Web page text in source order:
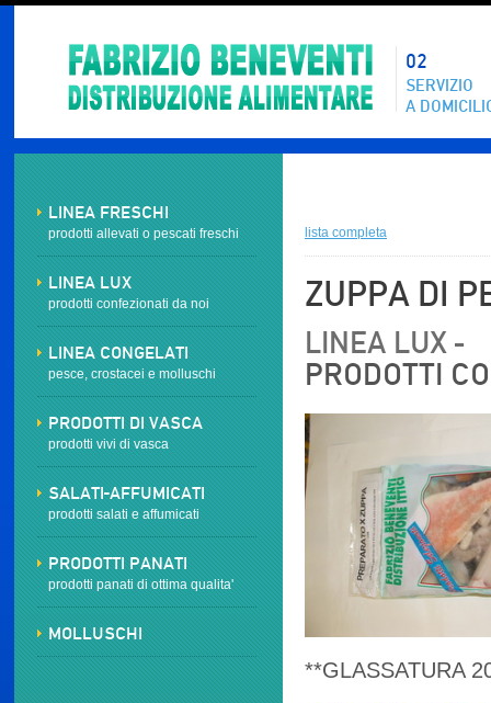
02
SERVIZIO
A
LINEA FRESCHI
prodotti allevati o pescati freschi
LINEA LUX
prodotti confezionati da noi
LINEA CONGELATI
pesce, crostacei e molluschi
PRODOTTI DI VASCA
prodotti vivi di vasca
SALATI-AFFUMICATI
prodotti salati e affumicati
PRODOTTI PANATI
prodotti panati di ottima qualita'
MOLLUSCHI
lista completa
ZUPPA DI
LINEA LUX -
PRODOTTI
**GLASSATURA